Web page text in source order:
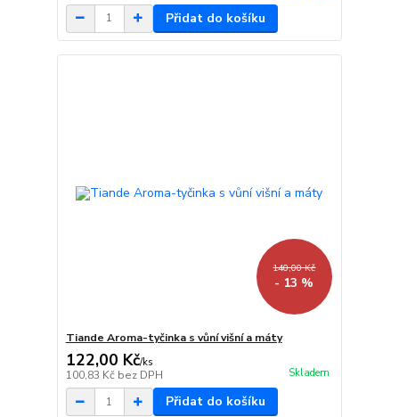
Přidat do košíku
140,00 Kč
- 13 %
Tiande Aroma-tyčinka s vůní višní a máty
122,00 Kč/ks
100,83 Kč bez DPH Skladem
Přidat do košíku